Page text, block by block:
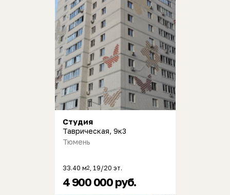
Студия
Таврическая, 9к3
Тюмень
33.40 м2 , 19/20 эт.
4 900 000 руб.